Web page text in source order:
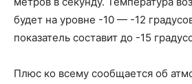
будет на уровне -10 — -12
показатель составит до -15
Плюс ко всему сообщается об